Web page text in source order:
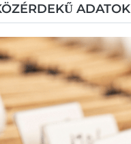
ADATOK